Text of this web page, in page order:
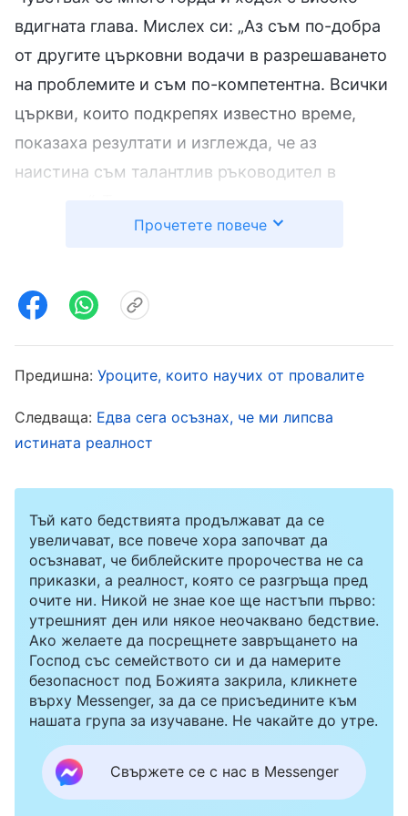
вдигната глава. Мислех си: „Аз съм по-добра
от другите църковни водачи в разрешаването
на проблемите и съм по-компетентна. Всички
църкви, които подкрепях известно време,
показаха резултати и изглежда, че аз
наистина съм талантлив ръководител в
продължение на седем последователни
създадена за водач, поради което ставах все
по-надменна.
През зимата на 2015 г. сестра Съю и аз бяхме
работата на църквата. Тя беше вярвала в Бог
по-дълго от мен и изпълняваше дълга си
съвестно и с чувство за бреме, но след като
общувах с нея известно време, открих, че
способността ѝ да разпознава истината и да
води общение за нея не е толкова добра като
моята и че нейната ефективност при
изпълнение на дълга ѝ също не е толкова
висока, колкото моята. От дъното на сърцето
си я гледах презрително, като си мислех, че
макар и да е изпълнявала най-различни
задължения преди, аз пак съм по-добра от
нея. Веднъж чух един брат да казва, че когато
не постигал никакви резултати в
Прочетете повече
Предишна: Уроците, които научих от провалите
Следваща: Едва сега осъзнах, че ми липсва
истината реалност
Тъй като бедствията продължават да се
увеличават, все повече хора започват да
осъзнават, че библейските пророчества не са
приказки, а реалност, която се разгръща пред
очите ни. Никой не знае кое ще настъпи първо:
утрешният ден или някое неочаквано бедствие.
Ако желаете да посрещнете завръщането на
Господ със семейството си и да намерите
безопасност под Божията закрила, кликнете
върху Messenger, за да се присъедините към
нашата група за изучаване. Не чакайте до утре.
Свържете се с нас в Messenger